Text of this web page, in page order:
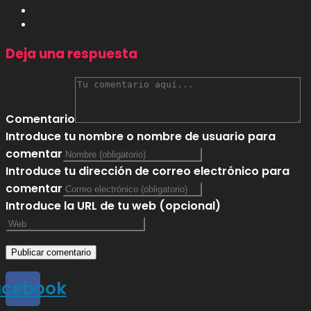
Deja una respuesta
Comentario
Introduce tu nombre o nombre de usuario para
comentar
Introduce tu dirección de correo electrónico para
comentar
Introduce la URL de tu web (opcional)